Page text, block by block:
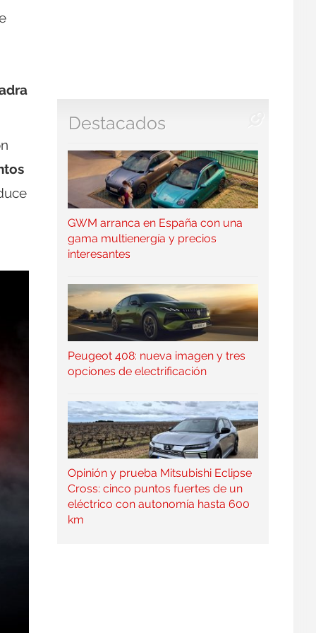
Destacados
GWM arranca en España con una
gama multienergía y precios
interesantes
Peugeot 408: nueva imagen y tres
opciones de electrificación
Opinión y prueba Mitsubishi Eclipse
Cross: cinco puntos fuertes de un
eléctrico con autonomía hasta 600
km